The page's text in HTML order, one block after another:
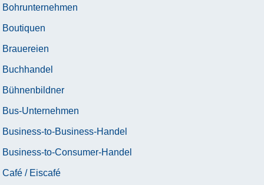
Bohrunternehmen
Boutiquen
Brauereien
Buchhandel
Bühnenbildner
Bus-Unternehmen
Business-to-Business-Handel
Business-to-Consumer-Handel
Café / Eiscafé